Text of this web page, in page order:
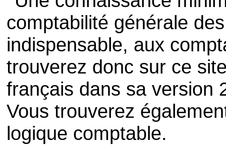
comptabilité générale
indispensable, aux
trouverez donc sur ce
français dans sa version
Vous trouverez
logique comptable.